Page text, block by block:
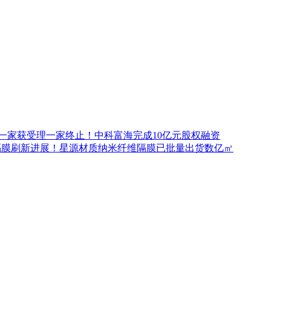
家获受理一家终止！中科富海完成10亿元股权融资
刷新进展！星源材质纳米纤维隔膜已批量出货数亿㎡